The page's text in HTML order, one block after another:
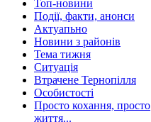
Топ-новини
Події, факти, анонси
Актуапьно
Новини з районів
Тема тижня
Ситуація
Втрачене Тернопілля
Особистості
Просто кохання, просто
життя...